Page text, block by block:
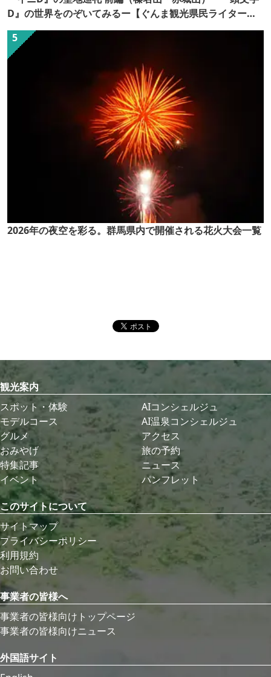
D』の世界をのぞいてみるー【ぐんま観光県民ライター
（ぐん記者）】
2026年の夜空を彩る。群馬県内で開催される花火大会一覧
観光案内
スポット・体験
モデルコース
グルメ
おみやげ
特集記事
イベント
AIコンシェルジュ
AI温泉コンシェルジュ
アクセス
旅の予約
ニュース
パンフレット
このサイトについて
サイトマップ
プライバシーポリシー
利用規約
お問い合わせ
事業者の皆様へ
事業者の皆様向けトップページ
事業者の皆様向けニュース
外国語サイト